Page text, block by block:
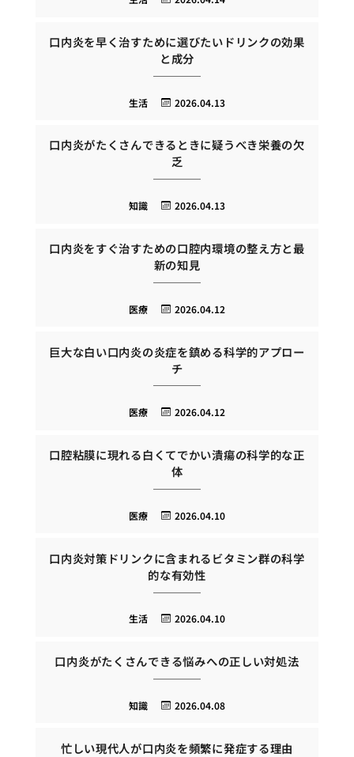
口内炎を早く治すために選びたいドリンクの効果
と成分
2026.04.13
生活
口内炎がたくさんできるときに疑うべき栄養の欠
乏
2026.04.13
知識
口内炎をすぐ治すための口腔内環境の整え方と最
新の知見
2026.04.12
医療
巨大な白い口内炎の炎症を鎮める科学的アプロー
チ
2026.04.12
医療
口腔粘膜に現れる白くてでかい潰瘍の科学的な正
体
2026.04.10
医療
口内炎対策ドリンクに含まれるビタミン群の科学
的な有効性
2026.04.10
生活
口内炎がたくさんできる悩みへの正しい対処法
2026.04.08
知識
忙しい現代人が口内炎を頻繁に発症する理由